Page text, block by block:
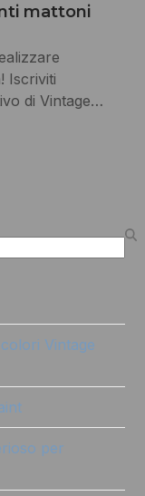
mattoni
Iscriviti
di Vintage…
Vintage
per